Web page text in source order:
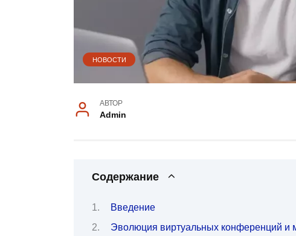
НОВОСТИ
АВТОР
Admin
Содержание
Введение
Эволюция виртуальных конференций и